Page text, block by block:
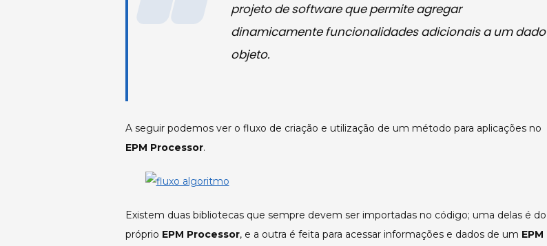
projeto de software que permite agregar
dinamicamente funcionalidades adicionais a um dado
objeto.
A seguir podemos ver o fluxo de criação e utilização de um método para aplicações no
EPM Processor.
Existem duas bibliotecas que sempre devem ser importadas no código; uma delas é do
próprio EPM Processor, e a outra é feita para acessar informações e dados de um EPM